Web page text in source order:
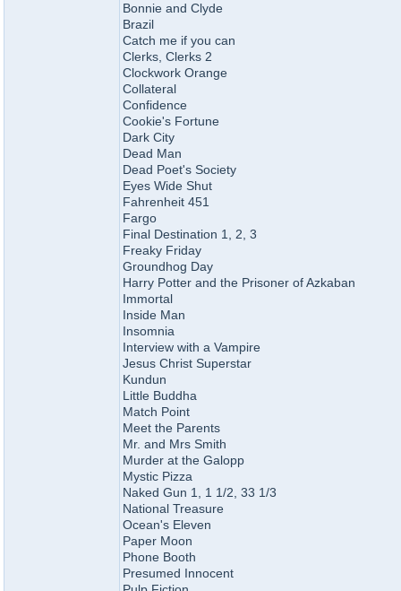
Bonnie and Clyde
Brazil
Catch me if you can
Clerks, Clerks 2
Clockwork Orange
Collateral
Confidence
Cookie's Fortune
Dark City
Dead Man
Dead Poet's Society
Eyes Wide Shut
Fahrenheit 451
Fargo
Final Destination 1, 2, 3
Freaky Friday
Groundhog Day
Harry Potter and the Prisoner of Azkaban
Immortal
Inside Man
Insomnia
Interview with a Vampire
Jesus Christ Superstar
Kundun
Little Buddha
Match Point
Meet the Parents
Mr. and Mrs Smith
Murder at the Galopp
Mystic Pizza
Naked Gun 1, 1 1/2, 33 1/3
National Treasure
Ocean's Eleven
Paper Moon
Phone Booth
Presumed Innocent